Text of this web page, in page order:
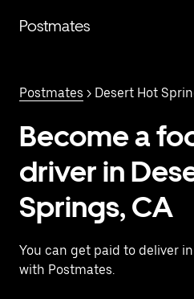
contenido
Postmates
Postmates > Desert Hot
Become a
driver in
Springs, CA
You can get paid to deliver
with Postmates.